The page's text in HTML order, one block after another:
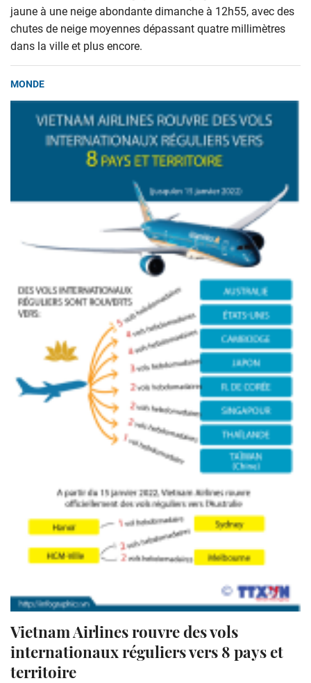
jaune à une neige abondante dimanche à 12h55, avec des
chutes de neige moyennes dépassant quatre millimètres
dans la ville et plus encore.
MONDE
Vietnam Airlines rouvre des vols
internationaux réguliers vers 8 pays et
territoire